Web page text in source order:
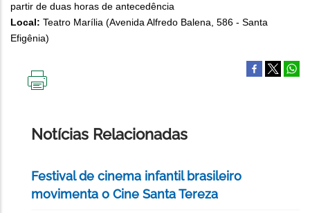
partir de duas horas de antecedência
Local: Teatro Marília (Avenida Alfredo Balena, 586 - Santa
Efigênia)
Notícias Relacionadas
Festival de cinema infantil brasileiro
movimenta o Cine Santa Tereza